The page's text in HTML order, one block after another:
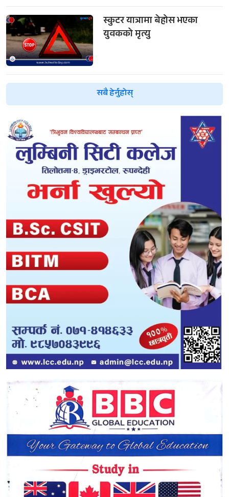
स्कुटर यात्रामा बेहोस भएका
युवकको मृत्यु
सबै हेर्नुहोस्